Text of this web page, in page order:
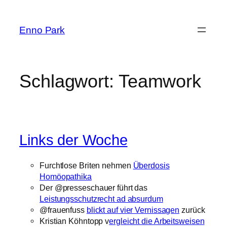
springen
Enno Park
Schlagwort: Teamwork
Links der Woche
Furchtlose Briten nehmen Überdosis
Homöopathika
Der @presseschauer führt das
Leistungsschutzrecht ad absurdum
@frauenfuss blickt auf vier Vernissagen zurück
Kristian Köhntopp vergleicht die Arbeitsweisen